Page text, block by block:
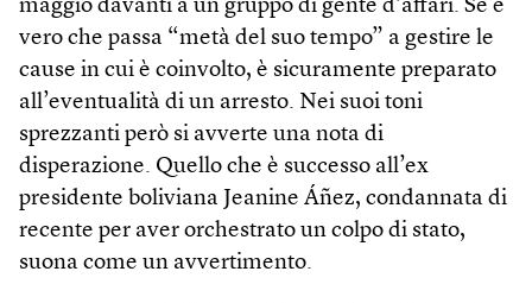
maggio davanti a un gruppo di gente d’affari. Se è
vero che passa “metà del suo tempo” a gestire le
cause in cui è coinvolto, è sicuramente preparato
all’eventualità di un arresto. Nei suoi toni
sprezzanti però si avverte una nota di
disperazione. Quello che è successo all’ex
presidente boliviana Jeanine Áñez, condannata di
recente per aver orchestrato un colpo di stato,
suona come un avvertimento.